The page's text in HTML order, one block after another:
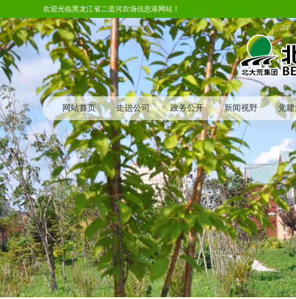
欢迎光临黑龙江省二道河农场信息港网站！
网站首页 走进公司 政务公开 新闻视野 党